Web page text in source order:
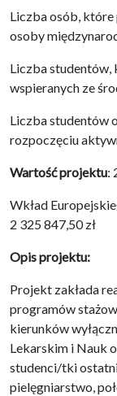
Liczba osób, które
osoby
Liczba studentów,
wspieranych ze
Liczba studentów
rozpoczęciu
Wartość projektu:
Wkład
2 325 847,50 zł
Opis projektu:
Projekt zakłada
programów
kierunków
Lekarskim i Nauk
studenci/tki
pielęgniarstwo,